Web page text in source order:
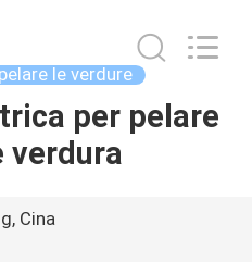
le verdure
per pelare
verdura
Cina